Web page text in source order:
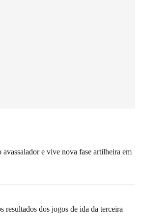
e vive nova fase artilheira em
resultados dos jogos de ida da terceira